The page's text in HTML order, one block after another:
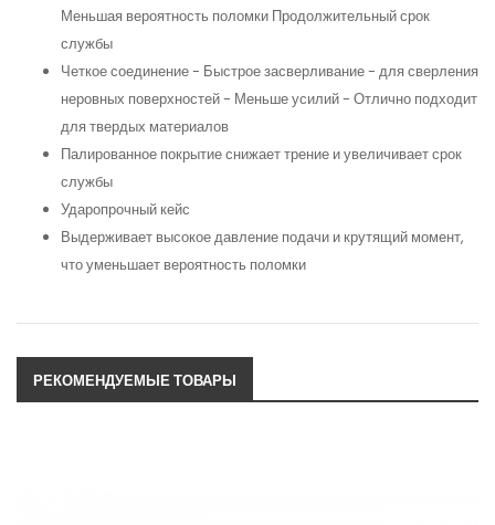
Меньшая вероятность поломки Продолжительный срок
службы
Четкое соединение - Быстрое засверливание - для сверления
неровных поверхностей - Меньше усилий - Отлично подходит
для твердых материалов
Палированное покрытие снижает трение и увеличивает срок
службы
Ударопрочный кейс
Выдерживает высокое давление подачи и крутящий момент,
что уменьшает вероятность поломки
РЕКОМЕНДУЕМЫЕ ТОВАРЫ